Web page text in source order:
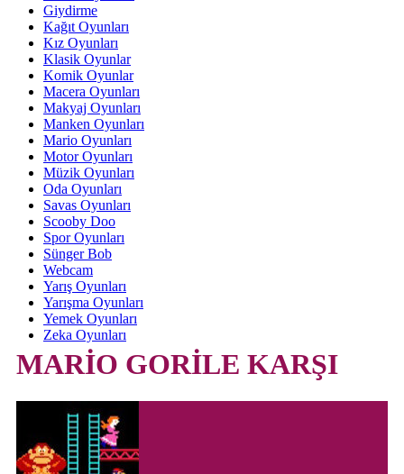
Giydirme
Kağıt Oyunları
Kız Oyunları
Klasik Oyunlar
Komik Oyunlar
Macera Oyunları
Makyaj Oyunları
Manken Oyunları
Mario Oyunları
Motor Oyunları
Müzik Oyunları
Oda Oyunları
Savas Oyunları
Scooby Doo
Spor Oyunları
Sünger Bob
Webcam
Yarış Oyunları
Yarışma Oyunları
Yemek Oyunları
Zeka Oyunları
MARİO GORİLE KARŞI